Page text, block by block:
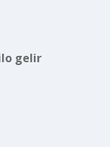
gelir